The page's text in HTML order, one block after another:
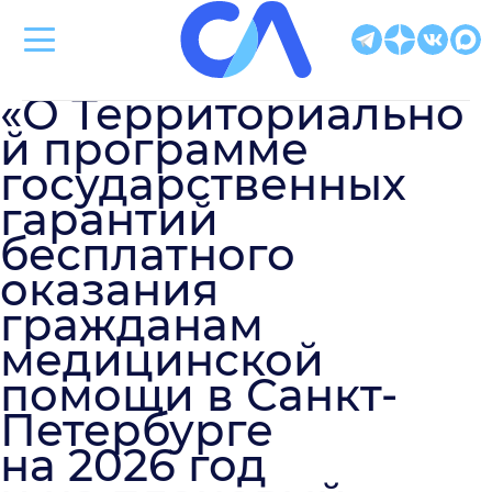
«О Территориально
й программе
государственных
гарантий
бесплатного
оказания
гражданам
медицинской
помощи в Санкт-
Петербурге
на 2026 год